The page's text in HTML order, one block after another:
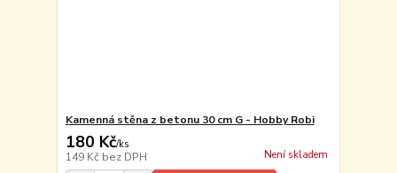
Kamenná stěna z betonu 30 cm G - Hobby Robi
180 Kč/ks
149 Kč bez DPH Není skladem